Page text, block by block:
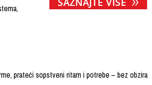
prateći sopstveni ritam i potrebe – bez obzira